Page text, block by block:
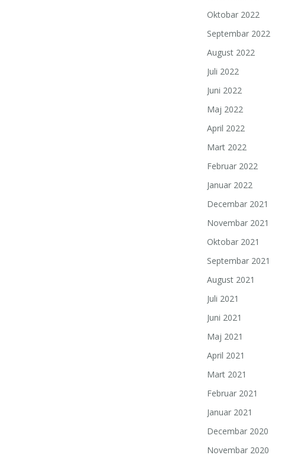
Oktobar 2022
Septembar 2022
August 2022
Juli 2022
Juni 2022
Maj 2022
April 2022
Mart 2022
Februar 2022
Januar 2022
Decembar 2021
Novembar 2021
Oktobar 2021
Septembar 2021
August 2021
Juli 2021
Juni 2021
Maj 2021
April 2021
Mart 2021
Februar 2021
Januar 2021
Decembar 2020
Novembar 2020